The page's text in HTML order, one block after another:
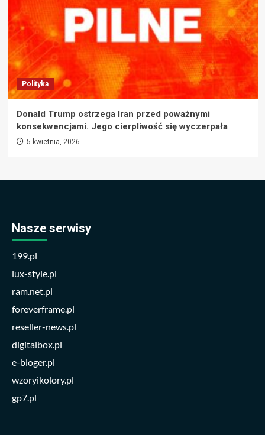
Polityka
Donald Trump ostrzega Iran przed poważnymi
konsekwencjami. Jego cierpliwość się wyczerpała
5 kwietnia, 2026
Nasze serwisy
199.pl
lux-style.pl
ram.net.pl
foreverframe.pl
reseller-news.pl
digitalbox.pl
e-bloger.pl
wzoryikolory.pl
gp7.pl